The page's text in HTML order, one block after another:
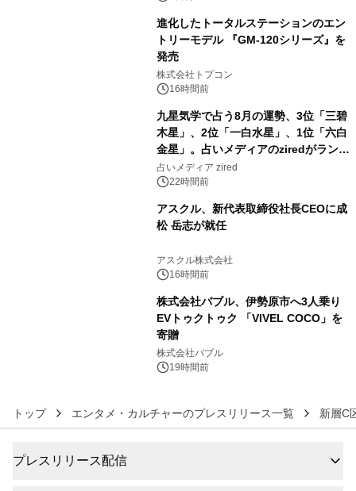
進化したトータルステーションのエン
トリーモデル 『GM-120シリーズ』を
発売
株式会社トプコン
16時間前
九星気学で占う8月の運勢、3位「三碧
木星」、2位「一白水星」、1位「六白
金星」。占いメディアのziredがランキ
ングを発表
占いメディア zired
22時間前
アスクル、新代表取締役社長CEOに成
松 岳志が就任
アスクル株式会社
16時間前
株式会社バブル、伊勢原市へ3人乗り
EVトゥクトゥク 「VIVEL COCO」を
寄贈
株式会社バブル
19時間前
トップ エンタメ・カルチャーのプレスリリース一覧 新層C
プレスリリース配信